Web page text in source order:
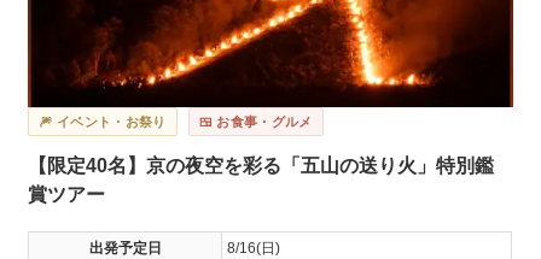
🎆 イベント・お祭り 🍱 お食事・グルメ
【限定40名】京の夜空を彩る「五山の送り火」特別鑑
賞ツアー
出発予定日
8/16(日)